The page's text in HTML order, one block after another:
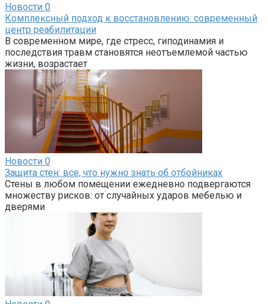
Новости 0
Комплексный подход к восстановлению: современный
центр реабилитации
В современном мире, где стресс, гиподинамия и
последствия травм становятся неотъемлемой частью
жизни, возрастает
Новости 0
Защита стен: все, что нужно знать об отбойниках
Стены в любом помещении ежедневно подвергаются
множеству рисков: от случайных ударов мебелью и
дверями